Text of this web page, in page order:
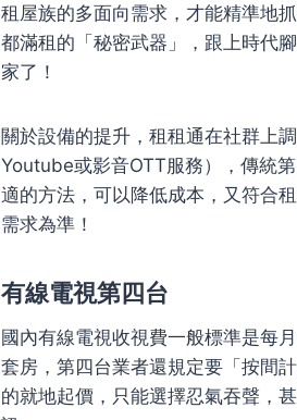
租屋族的多面向需求，才能精準地
都滿租的「秘密武器」，跟上時代
家了！
關於設備的提升，租租通在社群上
Youtube或影音OTT服務），傳統
適的方法，可以降低成本，又符合
需求為準！
有線電視第四台
國內有線電視收視費一般標準是每
套房，第四台業者還規定要「按間
的就地起價，只能選擇忍氣吞聲，